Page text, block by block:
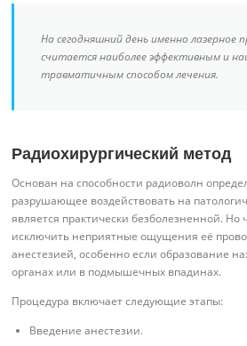
На сегодняшний день именно лазерное
считается наиболее эффективным и
травматичным способом лечения.
Радиохирургический метод
Основан на способности радиоволн
разрушающее воздействовать на
является практически безболезненной. Но
исключить неприятные ощущения её
анестезией, особенно если образование
органах или в подмышечных впадинах.
Процедура включает следующие этапы:
Введение анестезии.